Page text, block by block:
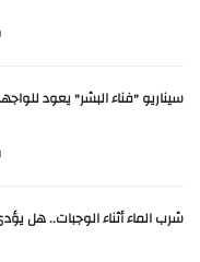
سيناريو "فناء البشر" يعود
شرب الماء أثناء الوجبات.. هل